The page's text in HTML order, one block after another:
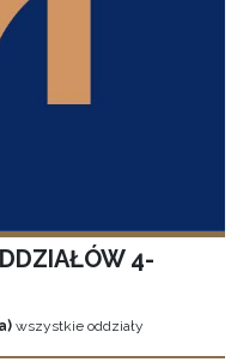
4-
wszystkie oddziały